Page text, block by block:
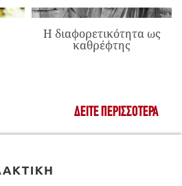
Η διαφορετικότητα ως
καθρέφτης
ΔΕΊΤΕ ΠΕΡΙΣΣΌΤΕΡΑ